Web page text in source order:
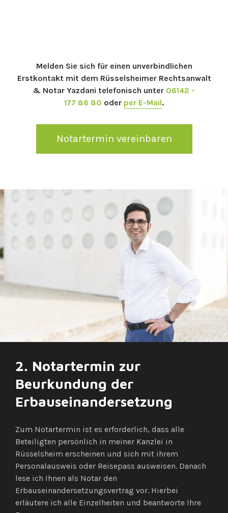
Melden Sie sich für einen unverbindlichen
Erstkontakt mit dem Rüsselsheimer Rechtsanwalt
& Notar Yazdani telefonisch unter 06142 -
177 86 80 oder per E-Mail.
Notartermin vereinbaren
2. Notartermin zur
Beurkundung der
Erbauseinandersetzung
Zum Notartermin ist es erforderlich, dass alle
Beteiligten persönlich in meiner Kanzlei in
Rüsselsheim erscheinen und sich mit ihrem
Personalausweis oder Reisepass ausweisen. Danach
lese ich Ihnen als Notar den
Erbauseinandersetzungsvertrag vor. Hierbei
erläutere ich alle Einzelheiten und beantworte Ihre